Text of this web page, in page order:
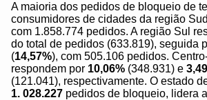
A maioria dos pedidos de bloqueio de
consumidores de cidades da região
com 1.858.774 pedidos. A região Sul
do total de pedidos (633.819), seguida
(14,57%), com 505.106 pedidos.
respondem por 10,06% (348.931) e
(121.041), respectivamente. O estado
1. 028.227 pedidos de bloqueio, lidera